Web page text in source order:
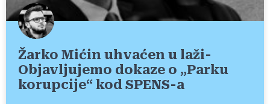
Žarko Mićin uhvaćen u laži-
Objavljujemo dokaze o „Parku
korupcije“ kod SPENS-a